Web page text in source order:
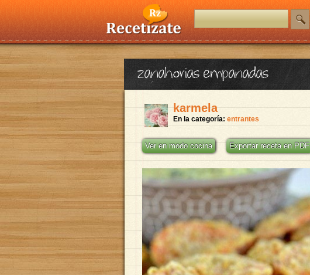
zanahorias empanadas
karmela
En la categoría: entrantes
Ver en modo cocina Exportar receta en PDF